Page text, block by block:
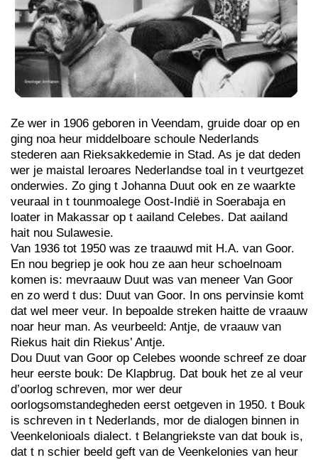
Ze wer in 1906 geboren in Veendam, gruide doar op en
ging noa heur middelboare schoule Nederlands
stederen aan Rieksakkedemie in Stad. As je dat deden
wer je maistal leroares Nederlandse toal in t veurtgezet
onderwies. Zo ging t Johanna Duut ook en ze waarkte
veuraal in t tounmoalege Oost-Indië in Soerabaja en
loater in Makassar op t aailand Celebes. Dat aailand
hait nou Sulawesie.
Van 1936 tot 1950 was ze traauwd mit H.A. van Goor.
En nou begriep je ook hou ze aan heur schoelnoam
komen is: mevraauw Duut was van meneer Van Goor
en zo werd t dus: Duut van Goor. In ons pervinsie komt
dat wel meer veur. In bepoalde streken haitte de vraauw
noar heur man. As veurbeeld: Antje, de vraauw van
Riekus hait din Riekus’ Antje.
Dou Duut van Goor op Celebes woonde schreef ze doar
heur eerste bouk: De Klapbrug. Dat bouk het ze al veur
d’oorlog schreven, mor wer deur
oorlogsomstandegheden eerst oetgeven in 1950. t Bouk
is schreven in t Nederlands, mor de dialogen binnen in
Veenkelonioals dialect. t Belangriekste van dat bouk is,
dat t n schier beeld geft van de Veenkelonies van heur